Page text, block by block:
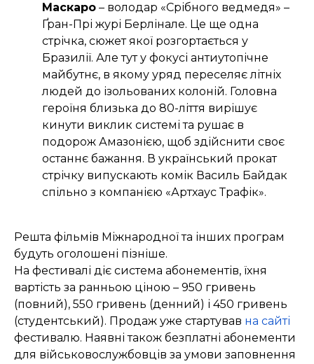
Маскаро – володар «Срібного ведмедя» –
Ґран-Прі журі Берлінале. Це ще одна
стрічка, сюжет якої розгортається у
Бразилії. Але тут у фокусі антиутопічне
майбутнє, в якому уряд переселяє літніх
людей до ізольованих колоній. Головна
героїня близька до 80-ліття вирішує
кинути виклик системі та рушає в
подорож Амазонією, щоб здійснити своє
останнє бажання. В український прокат
стрічку випускають комік Василь Байдак
спільно з компанією «Артхаус Трафік».
Решта фільмів Міжнародної та інших програм
будуть оголошені пізніше.
На фестивалі діє система абонементів, їхня
вартість за ранньою ціною – 950 гривень
(повний), 550 гривень (денний) і 450 гривень
(студентський). Продаж уже стартував на сайті
фестивалю. Наявні також безплатні абонементи
для військовослужбовців за умови заповнення